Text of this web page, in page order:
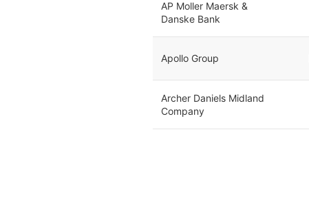
AP Moller Maersk &
Danske Bank
Apollo Group
Archer Daniels Midland
Company